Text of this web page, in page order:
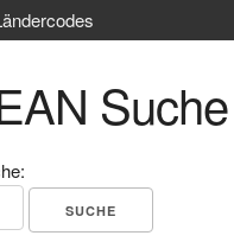
Suche